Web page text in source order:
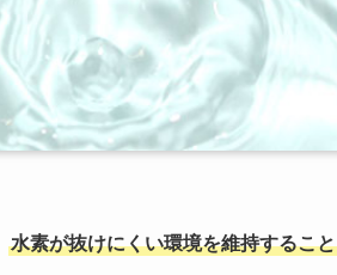
水素が抜けにくい環境を維持すること